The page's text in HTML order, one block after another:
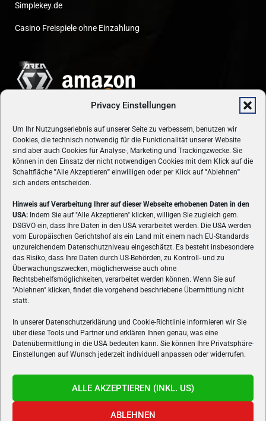
Privacy Einstellungen
Um Ihr Nutzungserlebnis auf unserer Seite zu verbessern, benutzen wir
Cookies, die technisch notwendig für die Funktionalität unserer Website
sind aber auch Cookies für Analyse-, Marketing und Trackingzwecke. Sie
können in den Einsatz der nicht notwendigen Cookies mit dem Klick auf die
Schaltfläche "Alle Akzeptieren" einwilligen oder per Klick auf"Ablehnen"
sich anders entscheiden.
Hinweis auf Verarbeitung Ihrer auf dieser Webseite erhobenen Daten in den
USA: Indem Sie auf "Alle Akzeptieren" klicken, willigen Sie zugleich gem.
DSGVO ein, dass Ihre Daten in den USA verarbeitet werden. Die USA werden
vom Europäischen Gerichtshof als ein Land mit einem nach EU-Standards
unzureichendem Datenschutzniveau eingeschätzt. Es besteht insbesondere
das Risiko, dass Ihre Daten durch US-Behörden, zu Kontroll- und zu
Überwachungszwecken, möglicherweise auch ohne
Rechtsbehelfsmöglichkeiten, verarbeitet werden können. Wenn Sie auf
"Ablehnen" klicken, findet die vorgehend beschriebene Übermittlung nicht
statt.
In unserer Datenschutzerklärung und Cookie-Richtlinie informieren wir Sie
über diese Tools und Partner und erklären Ihnen genau, was eine
Datenübermittlung in die USA bedeuten kann. Sie können Ihre Privatsphäre-
Einstellungen auf Wunsch jederzeit individuell anpassen oder widerrufen.
ALLE AKZEPTIEREN (INKL. US)
ABLEHNEN
Simplekey.de
Casino Freispiele ohne Einzahlung
ÜBER UNS
VON GAMERN, FÜR GAMER! Gamers.at ist das älteste Online-
Spielemagazin Österreichs und bringt täglich aktuelle News,
Reviews und Videos zu PC- und Konsolenspielen, Gaming-
Hardware und aus der Welt des e-Sport's.
FOLGE UNS